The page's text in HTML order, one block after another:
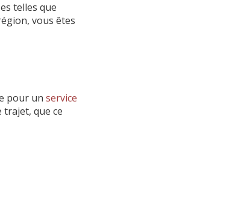
telles que
vous êtes
pour un service
que ce